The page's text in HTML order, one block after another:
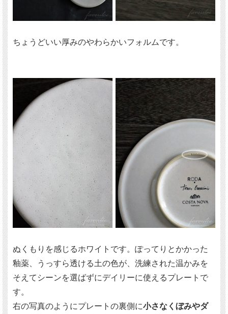
ちょうどいい厚みのやわらかいフォルムです。
ぬくもりを感じるホワイトです。ぽってりとかかった
釉薬、うっすら透ける土の色が、洗練された温かみを
そえてシーンを選ばずにデイリーに使えるプレートで
す。
右の写真のようにプレートの裏側に小さなくぼみやダ